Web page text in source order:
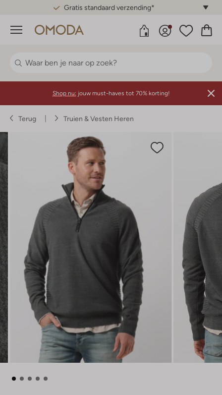
Gratis standaard verzending*
Menu
Shop nu: jouw must-haves tot 70% korting!
Terug Truien & Vesten Heren